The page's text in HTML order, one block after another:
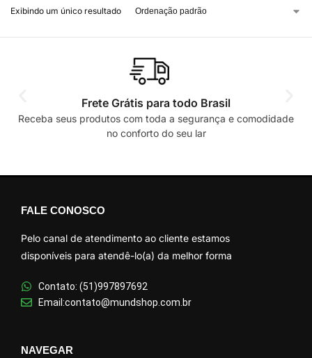
Exibindo um único resultado
Frete Grátis para todo Brasil
Receba seus produtos com toda a segurança e comodidade
no conforto do seu lar
FALE CONOSCO
Pelo canal de atendimento ao cliente estamos
disponíveis para atendê-lo(a) da melhor forma
Contato: (51)997897692
Email:contato@mundshop.com.br
NAVEGAR